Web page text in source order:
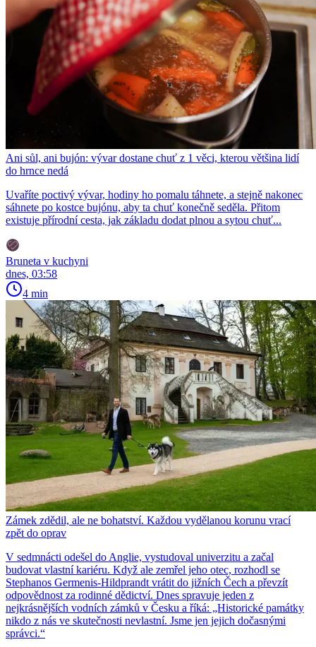
Ani sůl, ani bujón: vývar dostane chuť z 1 věci, kterou většina lidí
do hrnce nedá
Uvaříte poctivý vývar, hodiny ho pomalu táhnete, a stejně nakonec
sáhnete po kostce bujónu, aby ta chuť konečně seděla. Přitom
existuje přírodní cesta, jak základu dodat plnou a sytou chuť...
Bruneta v kuchyni
dnes, 03:58
4 min
Zámek zdědil, ale ne bohatství. Každou vydělanou korunu vrací
zpět do oprav
V sedmnácti odešel do Anglie, vystudoval univerzitu a začal
budovat vlastní kariéru. Když ale zemřel jeho otec, rozhodl se
Stephanos Germenis-Hildprandt vrátit do jižních Čech a převzít
odpovědnost za rodinné dědictví. Dnes spravuje jeden z
nejkrásnějších vodních zámků v Česku a říká: „Historické památky
nikdo z nás ve skutečnosti nevlastní. Jsme jen jejich dočasnými
správci.“